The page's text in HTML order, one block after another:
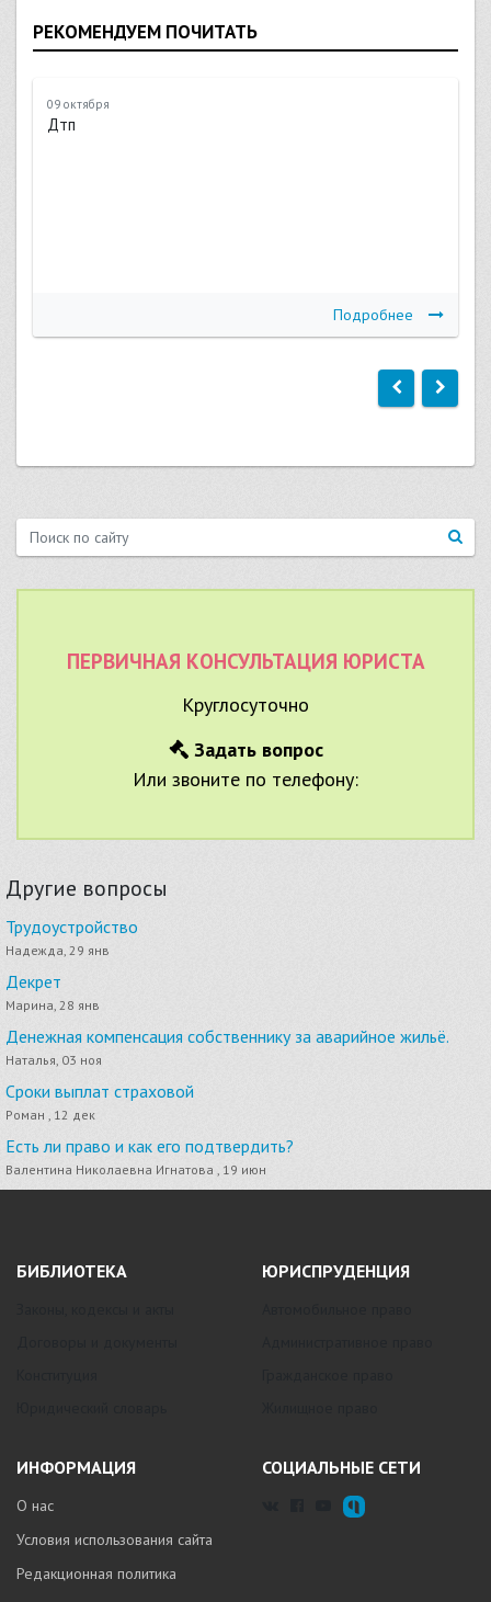
РЕКОМЕНДУЕМ ПОЧИТАТЬ
09 октября
Дтп
Подробнее
ПЕРВИЧНАЯ КОНСУЛЬТАЦИЯ ЮРИСТА
Круглосуточно
Задать вопрос
Или звоните по телефону:
Другие вопросы
Трудоустройство
Надежда, 29 янв
Декрет
Марина, 28 янв
Денежная компенсация собственнику за аварийное жильё.
Наталья, 03 ноя
Сроки выплат страховой
Роман , 12 дек
Есть ли право и как его подтвердить?
Валентина Николаевна Игнатова , 19 июн
БИБЛИОТЕКА ЮРИСПРУДЕНЦИЯ
ИНФОРМАЦИЯ
О нас
Условия использования сайта
Редакционная политика
СОЦИАЛЬНЫЕ СЕТИ